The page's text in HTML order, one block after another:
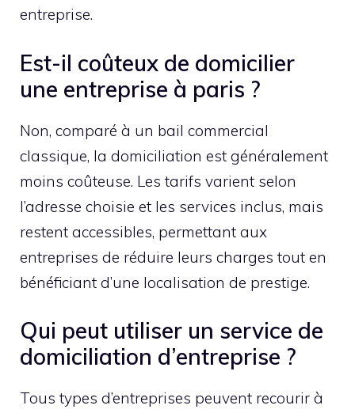
entreprise.
Est-il coûteux de domicilier
une entreprise à paris ?
Non, comparé à un bail commercial
classique, la domiciliation est généralement
moins coûteuse. Les tarifs varient selon
l’adresse choisie et les services inclus, mais
restent accessibles, permettant aux
entreprises de réduire leurs charges tout en
bénéficiant d’une localisation de prestige.
Qui peut utiliser un service de
domiciliation d’entreprise ?
Tous types d’entreprises peuvent recourir à